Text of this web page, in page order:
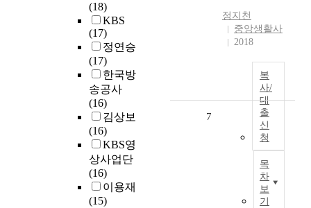
(18)
KBS
(17)
정연승
(17)
한국방
송공사
(16)
김상보
(16)
KBS영
상사업단
(16)
이용재
(15)
정지천
중앙생활사
2018
복
사/
대
출
신
청
목
차
보
기
7